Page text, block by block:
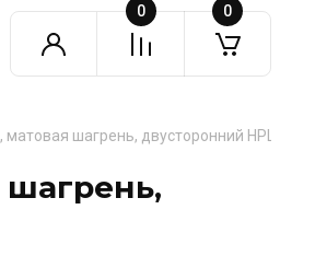
0 0
матовая шагрень, двусторонний HPL,
шагрень,